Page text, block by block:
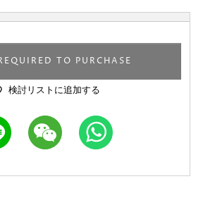
TO PURCHASE
検討リストに追加する